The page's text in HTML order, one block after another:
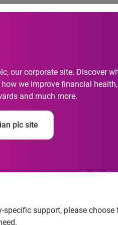
our corporate site. Discover
we improve financial
and much more.
plc site
specific support, please
abrirá
aponta
da
abrirá 2013
próximo a 4%,